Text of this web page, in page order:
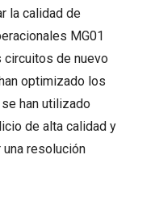
la calidad de
MG01
circuitos de nuevo
optimizado los
han utilizado
de alta calidad y
resolución